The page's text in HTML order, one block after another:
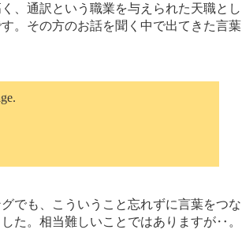
、通訳という職業を与えられた天職とし
。その方のお話を聞く中で出てきた言葉
でも、こういうこと忘れずに言葉をつな
た。相当難しいことではありますが‥。